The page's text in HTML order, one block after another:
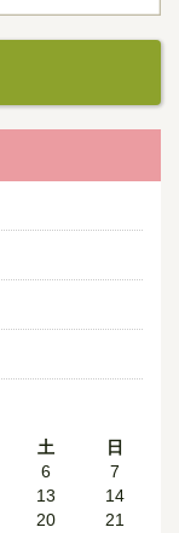
土
日
6
7
13
14
20
21